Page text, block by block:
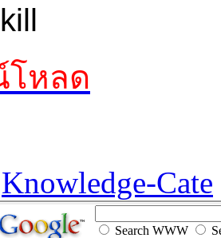
โหลด
Knowledge-Cate
Search WWW